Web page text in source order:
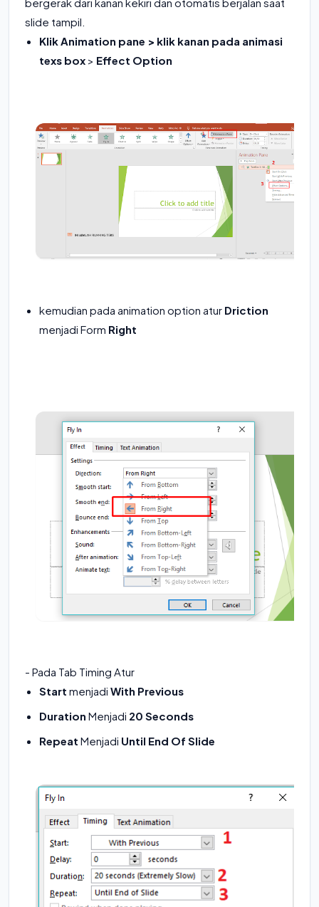
slide tampil.
Klik Animation pane > klik kanan pada animasi
texs box > Effect Option
kemudian pada animation option atur Driction
menjadi Form Right
- Pada Tab Timing Atur
Start menjadi With Previous
Duration Menjadi 20 Seconds
Repeat Menjadi Until End Of Slide